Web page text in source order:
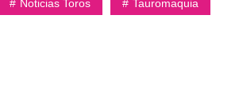
Noticias Toros Tauromaquia